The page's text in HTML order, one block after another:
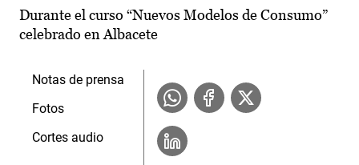
Durante el curso “Nuevos Modelos de Consumo”
celebrado en Albacete
Notas de prensa
Fotos
Cortes audio